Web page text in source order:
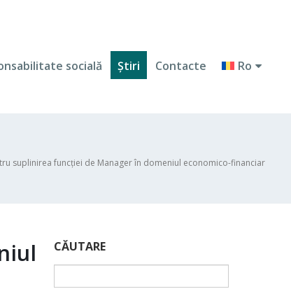
socială Ştiri Contacte Ro
suplinirea funcției de Manager în domeniul economico-financiar
CĂUTARE
după: